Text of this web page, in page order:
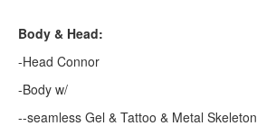
Body & Head:
-Head Connor
-Body w/
--seamless Gel & Tattoo & Metal Skeleton